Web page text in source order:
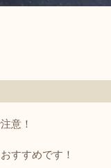
意！
すすめです！